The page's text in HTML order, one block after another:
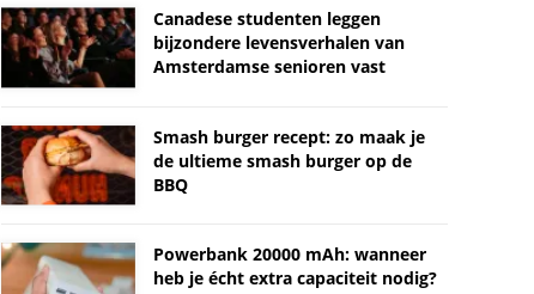
Canadese studenten leggen
bijzondere levensverhalen van
Amsterdamse senioren vast
Smash burger recept: zo maak je
de ultieme smash burger op de
BBQ
Powerbank 20000 mAh: wanneer
heb je écht extra capaciteit nodig?